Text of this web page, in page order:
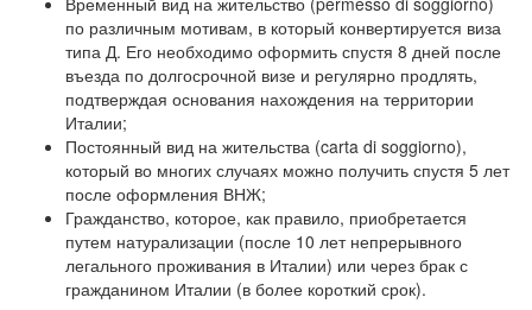
по различным мотивам, в который конвертируется виза
типа Д. Его необходимо оформить спустя 8 дней после
въезда по долгосрочной визе и регулярно продлять,
подтверждая основания нахождения на территории
Италии;
Постоянный вид на жительства (carta di soggiorno),
который во многих случаях можно получить спустя 5 лет
после оформления ВНЖ;
Гражданство, которое, как правило, приобретается
путем натурализации (после 10 лет непрерывного
легального проживания в Италии) или через брак с
гражданином Италии (в более короткий срок).